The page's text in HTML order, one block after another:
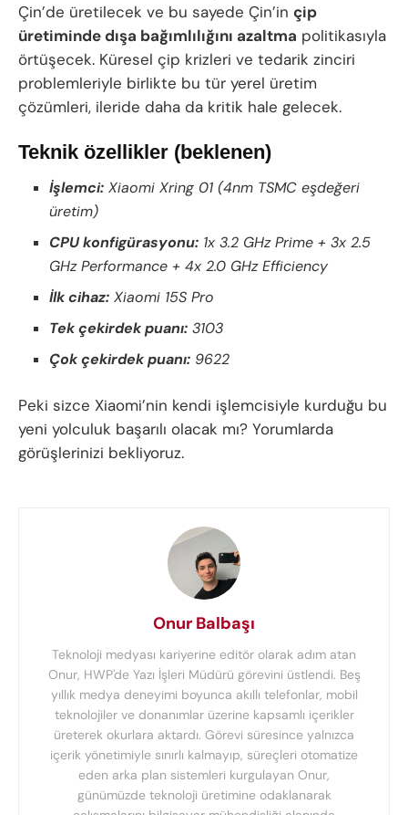
Çin’de üretilecek ve bu sayede Çin’in çip
üretiminde dışa bağımlılığını azaltma politikasıyla
örtüşecek. Küresel çip krizleri ve tedarik zinciri
problemleriyle birlikte bu tür yerel üretim
çözümleri, ileride daha da kritik hale gelecek.
Teknik özellikler (beklenen)
İşlemci: Xiaomi Xring 01 (4nm TSMC eşdeğeri
üretim)
CPU konfigürasyonu: 1x 3.2 GHz Prime + 3x 2.5
GHz Performance + 4x 2.0 GHz Efficiency
İlk cihaz: Xiaomi 15S Pro
Tek çekirdek puanı: 3103
Çok çekirdek puanı: 9622
Peki sizce Xiaomi’nin kendi işlemcisiyle kurduğu bu
yeni yolculuk başarılı olacak mı? Yorumlarda
görüşlerinizi bekliyoruz.
Onur Balbaşı
Teknoloji medyası kariyerine editör olarak adım atan
Onur, HWP'de Yazı İşleri Müdürü görevini üstlendi. Beş
yıllık medya deneyimi boyunca akıllı telefonlar, mobil
teknolojiler ve donanımlar üzerine kapsamlı içerikler
üreterek okurlara aktardı. Görevi süresince yalnızca
içerik yönetimiyle sınırlı kalmayıp, süreçleri otomatize
eden arka plan sistemleri kurgulayan Onur,
günümüzde teknoloji üretimine odaklanarak